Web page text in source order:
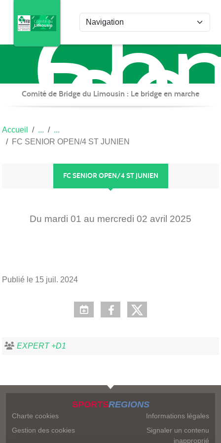
de
du
Comité de Bridge du Limousin : Le bridge en marche
Accueil
FC SENIOR OPEN/4 ST JUNIEN
FC SENIOR OPEN/4 ST JUNIEN
Du mardi 01 au mercredi 02 avril 2025
Publié le 15 juil. 2024
EXPERT +D1
SPORTSREGIONS
Charte cookies
Gestion des cookies
Informations légales
Signaler un contenu
inapproprié